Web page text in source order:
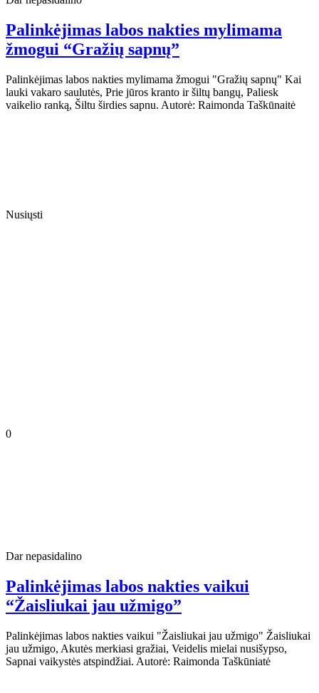
Palinkėjimas labos nakties mylimama
žmogui “Gražių sapnų”
Palinkėjimas labos nakties mylimama žmogui "Gražių sapnų" Kai
lauki vakaro saulutės, Prie jūros kranto ir šiltų bangų, Paliesk
vaikelio ranką, Šiltu širdies sapnu. Autorė: Raimonda Taškūnaitė
Nusiųsti
0
Dar nepasidalino
Palinkėjimas labos nakties vaikui
“Žaisliukai jau užmigo”
Palinkėjimas labos nakties vaikui "Žaisliukai jau užmigo" Žaisliukai
jau užmigo, Akutės merkiasi gražiai, Veidelis mielai nusišypso,
Sapnai vaikystės atspindžiai. Autorė: Raimonda Taškūniatė